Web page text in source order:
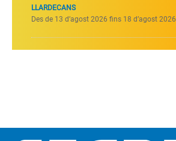
LLARDECANS
Des de 13 d’agost 2026 fins 18 d’agost 2026